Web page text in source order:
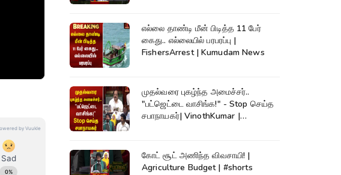
எல்லை தாண்டி மீன் பிடித்த 11 பேர்
கைது.. எல்லையில் பரபரப்பு |
FishersArrest | Kumudam News
முதல்வரை புகழ்ந்த அமைச்சர்..
"பட்ஜெட்டை வாசிங்க!" - Stop செய்த
சபாநாயகர்| VinothKumar |
கோட் சூட் அணிந்த விவசாயி! |
Agriculture Budget | #shorts